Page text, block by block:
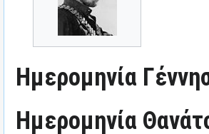
Ημερομηνία
Ημερομηνία